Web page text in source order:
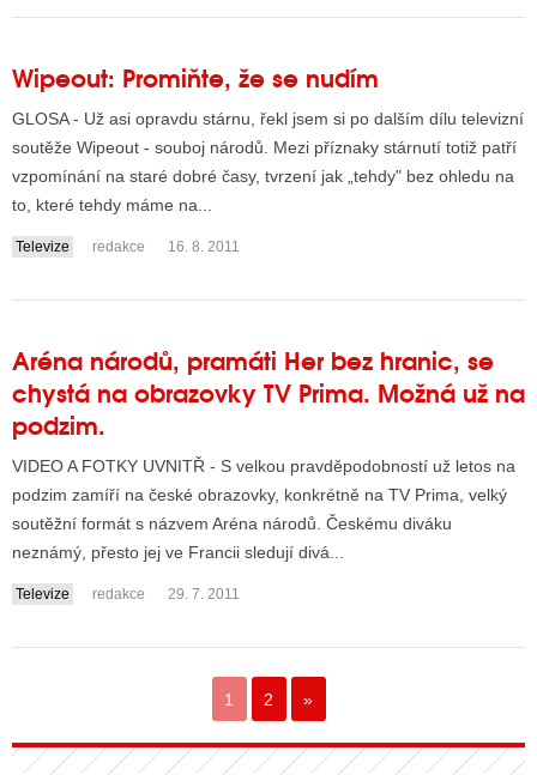
Wipeout: Promiňte, že se nudím
GLOSA - Už asi opravdu stárnu, řekl jsem si po dalším dílu televizní
soutěže Wipeout - souboj národů. Mezi příznaky stárnutí totiž patří
vzpomínání na staré dobré časy, tvrzení jak „tehdy" bez ohledu na
to, které tehdy máme na...
Televize redakce 16. 8. 2011
Aréna národů, pramáti Her bez hranic, se
chystá na obrazovky TV Prima. Možná už na
podzim.
VIDEO A FOTKY UVNITŘ - S velkou pravděpodobností už letos na
podzim zamíří na české obrazovky, konkrétně na TV Prima, velký
soutěžní formát s názvem Aréna národů. Českému diváku
neznámý, přesto jej ve Francii sledují divá...
Televize redakce 29. 7. 2011
1 2 »